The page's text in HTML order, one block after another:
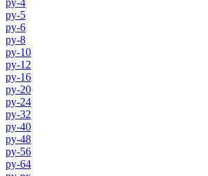
py-5
py-6
py-8
py-10
py-12
py-16
py-20
py-24
py-32
py-40
py-48
py-56
py-64